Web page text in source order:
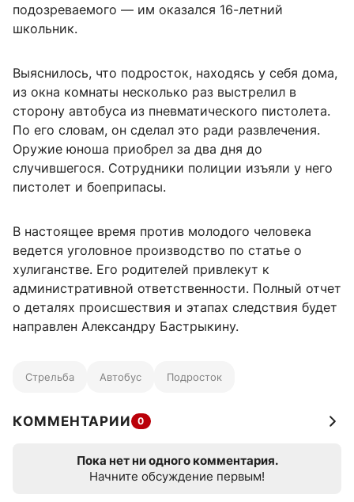
подозреваемого — им оказался 16-летний
школьник.
Выяснилось, что подросток, находясь у себя дома,
из окна комнаты несколько раз выстрелил в
сторону автобуса из пневматического пистолета.
По его словам, он сделал это ради развлечения.
Оружие юноша приобрел за два дня до
случившегося. Сотрудники полиции изъяли у него
пистолет и боеприпасы.
В настоящее время против молодого человека
ведется уголовное производство по статье о
хулиганстве. Его родителей привлекут к
административной ответственности. Полный отчет
о деталях происшествия и этапах следствия будет
направлен Александру Бастрыкину.
Стрельба Автобус Подросток
КОММЕНТАРИИ 0
Пока нет ни одного комментария.
Начните обсуждение первым!